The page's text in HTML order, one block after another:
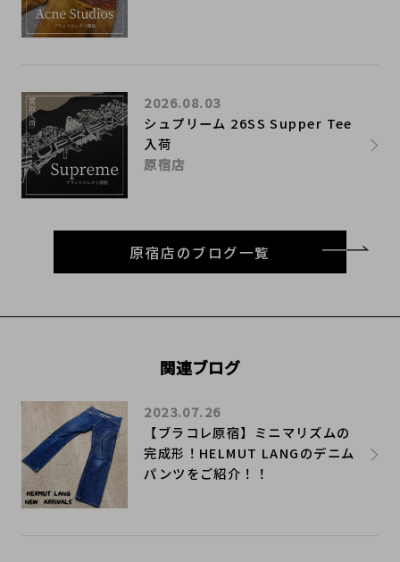
シュプリーム 26SS Supper Tee
入荷
2026.08.03
原宿店
原宿店のブログ一覧
関連ブログ
【ブラコレ原宿】ミニマリズムの
完成形！HELMUT LANGのデニム
パンツをご紹介！！
2023.07.26